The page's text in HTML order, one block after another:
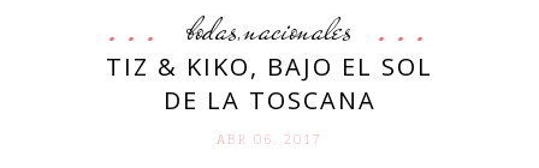
bodas,nacionales
TIZ & KIKO, BAJO EL SOL
DE LA TOSCANA
ABR 06. 2017